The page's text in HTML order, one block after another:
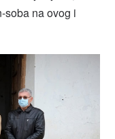
soba na ovog i